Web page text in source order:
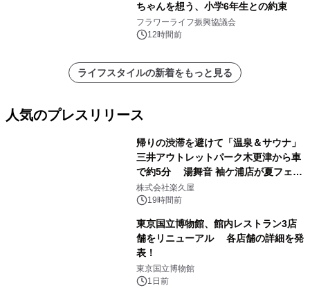
ちゃんを想う、小学6年生との約束
フラワーライフ振興協議会
12時間前
ライフスタイルの新着をもっと見る
人気のプレスリリース
帰りの渋滞を避けて「温泉＆サウナ」
三井アウトレットパーク木更津から車
で約5分 湯舞音 袖ケ浦店が夏フェア
メニューを提供
株式会社楽久屋
19時間前
東京国立博物館、館内レストラン3店
舗をリニューアル 各店舗の詳細を発
表！
東京国立博物館
1日前